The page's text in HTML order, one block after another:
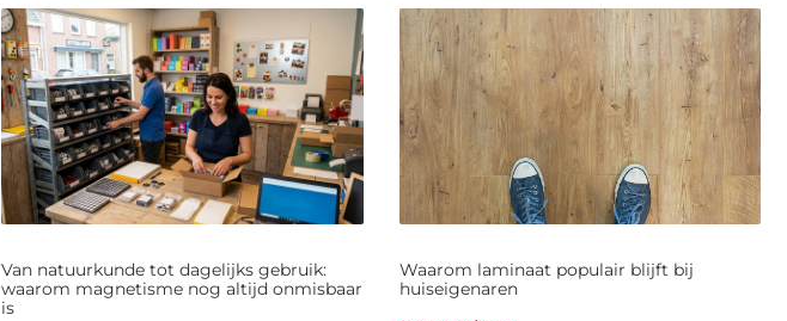
Van natuurkunde tot dagelijks gebruik:
waarom magnetisme nog altijd onmisbaar
is
Waarom laminaat populair blijft bij
huiseigenaren